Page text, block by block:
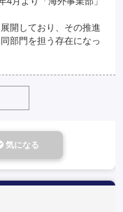
開しており、その推進
部門を担う存在になっ
気になる